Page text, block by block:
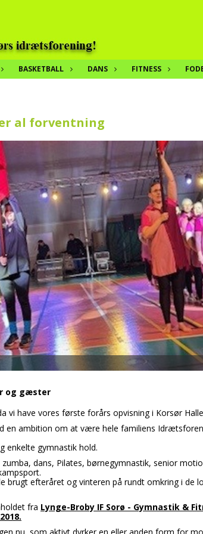
BASKETBALL DANS FITNESS
al forventning
og gæster
vi have vores første forårs opvisning i Korsør
en ambition om at være hele familiens
enkelte gymnastik hold.
dans, Pilates, børnegymnastik, senior
brugt efteråret og vinteren på rundt omkring i de
fra Lynge-Broby IF Sorø - Gymnastik &